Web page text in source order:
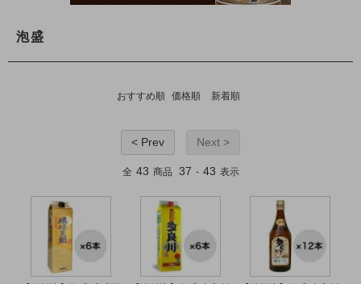
泡盛
おすすめ順 価格順 新着順
< Prev Next >
全 43 商品 37 - 43 表示